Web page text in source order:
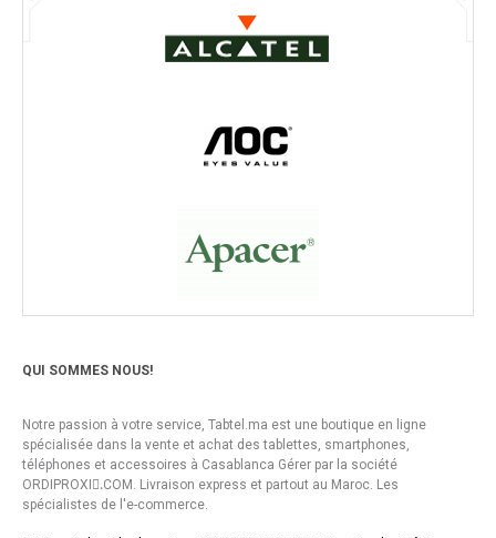
QUI SOMMES NOUS!
Notre passion à votre service, Tabtel.ma est une boutique en ligne
spécialisée dans la vente et achat des tablettes, smartphones,
téléphones et accessoires à Casablanca Gérer par la société
ORDIPROXI.ِCOM. Livraison express et partout au Maroc. Les
spécialistes de l'e-commerce.